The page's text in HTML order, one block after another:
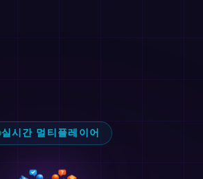
실시간 멀티플레이어